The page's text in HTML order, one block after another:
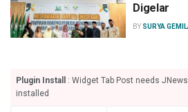
Digelar
BY SURYA
Plugin Install
: Widget Tab Post needs
installed